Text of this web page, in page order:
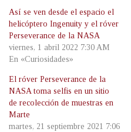
Así se ven desde el espacio el
helicóptero Ingenuity y el róver
Perseverance de la NASA
viernes, 1 abril 2022 7:30 AM
En «Curiosidades»
El róver Perseverance de la
NASA toma selfis en un sitio
de recolección de muestras en
Marte
martes, 21 septiembre 2021 7:06